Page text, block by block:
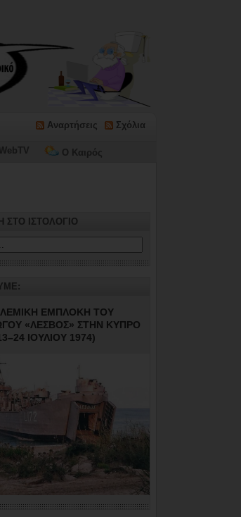
Αναρτήσεις Σχόλια
WebTV Ο Καιρός
ΣΤΟ ΙΣΤΟΛΟΓΙΟ
ΕΜΠΛΟΚΗ ΤΟΥ
«ΛΕΣΒΟΣ» ΣΤΗΝ ΚΥΠΡΟ
ΙΟΥΛΙΟΥ 1974)